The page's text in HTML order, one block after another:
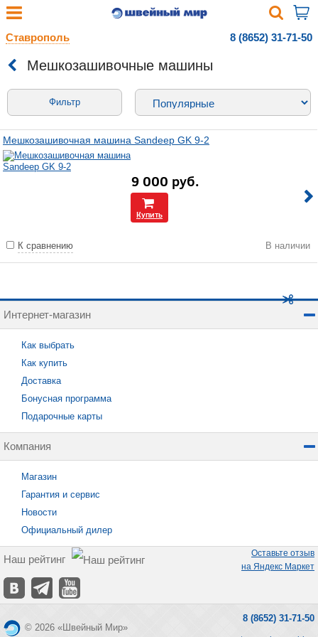
Ставрополь 8 (8652) 31-71-50
Мешкозашивочные машины
Фильтр
Мешкозашивочная машина Sandeep GK 9-2
9 000 руб.
Купить
К сравнению В наличии
Интернет-магазин
Как выбрать
Как купить
Доставка
Бонусная программа
Подарочные карты
Компания
Магазин
Гарантия и сервис
Новости
Официальный дилер
Наш рейтинг
Оставьте отзыв
на Яндекс Маркет
© 2026 «Швейный Мир»
8 (8652) 31-71-50